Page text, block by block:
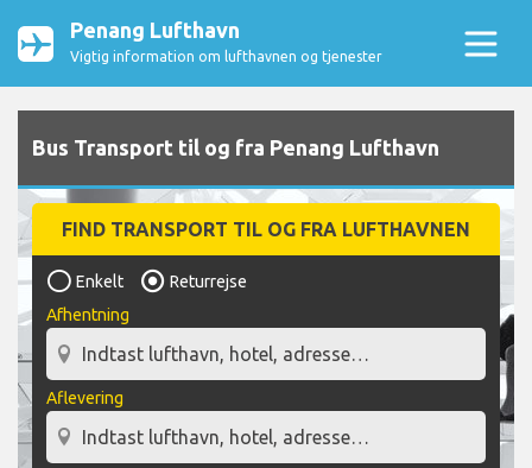
Penang Lufthavn
Vigtig information om lufthavnen og tjenester
Bus Transport til og fra Penang Lufthavn
FIND TRANSPORT TIL OG FRA LUFTHAVNEN
Enkelt
Returrejse
Afhentning
Aflevering